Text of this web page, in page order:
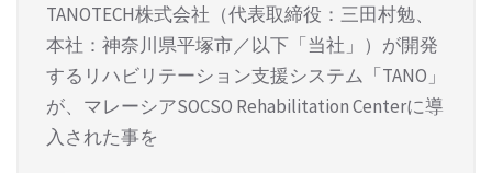
TANOTECH株式会社（代表取締役：三田村勉、
本社：神奈川県平塚市／以下「当社」）が開発
するリハビリテーション⽀援システム「TANO」
が、マレーシアSOCSO Rehabilitation Centerに導
入された事を